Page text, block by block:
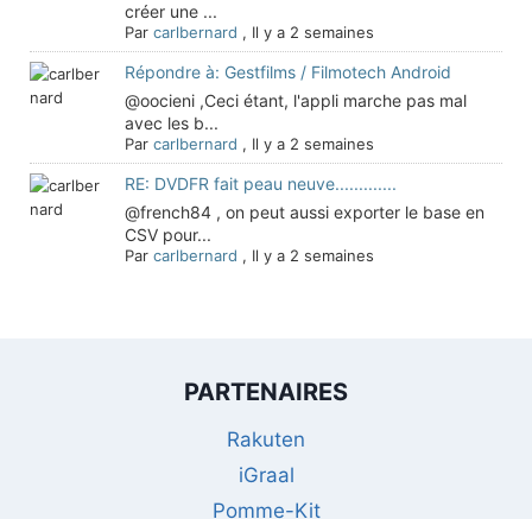
créer une ...
Par carlbernard , Il y a 2 semaines
Répondre à: Gestfilms / Filmotech Android
@oocieni ,Ceci étant, l'appli marche pas mal
avec les b...
Par carlbernard , Il y a 2 semaines
RE: DVDFR fait peau neuve.............
@french84 , on peut aussi exporter le base en
CSV pour...
Par carlbernard , Il y a 2 semaines
PARTENAIRES
Rakuten
iGraal
Pomme-Kit